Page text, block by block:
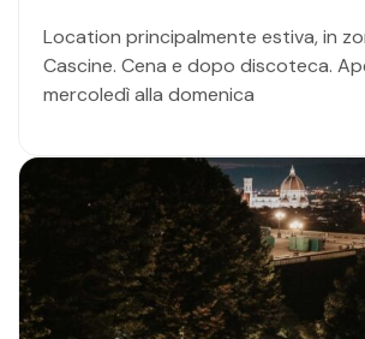
Location principalmente estiva, in
Cascine. Cena e dopo discoteca.
mercoledì alla domenica